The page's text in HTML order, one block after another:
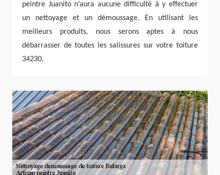
peintre Juanito n’aura aucune difficulté à y effectuer
un nettoyage et un démoussage. En utilisant les
meilleurs produits, nous serons aptes à nous
débarrasser de toutes les salissures sur votre toiture
34230.